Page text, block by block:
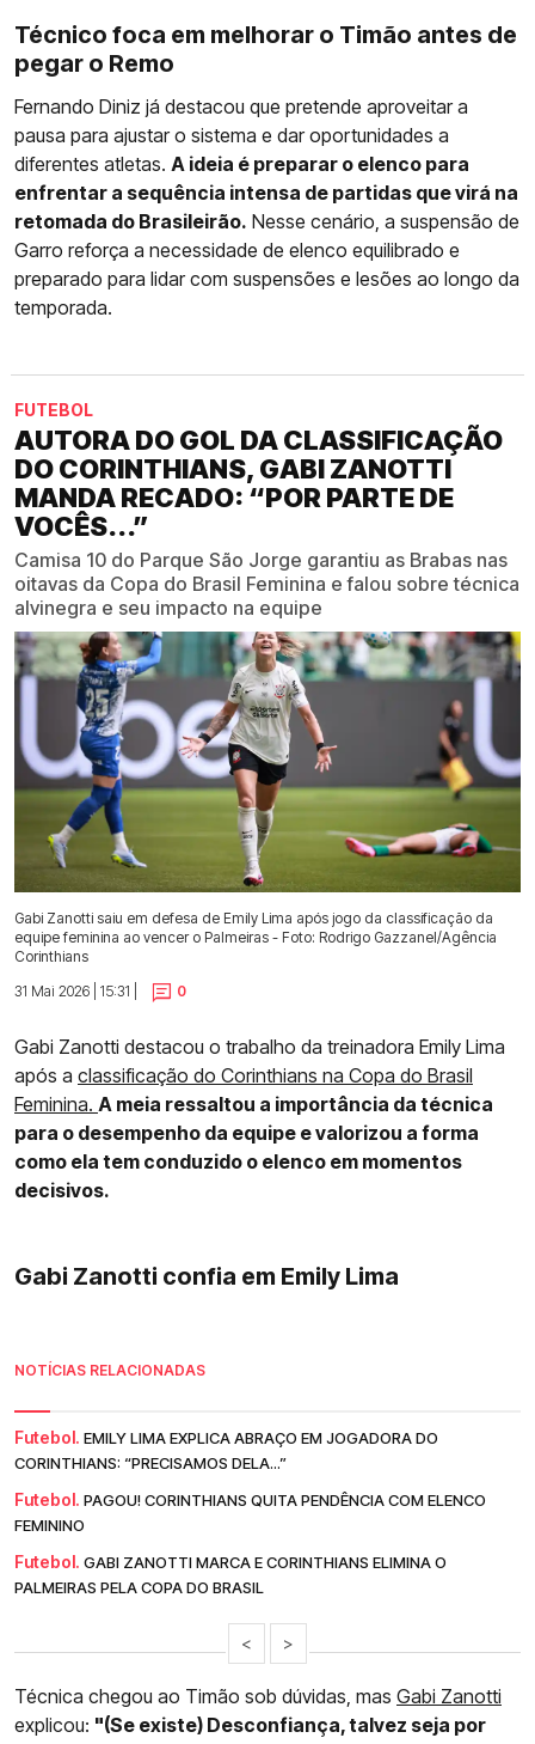
Técnico foca em melhorar o Timão antes de
pegar o Remo
Fernando Diniz já destacou que pretende aproveitar a
pausa para ajustar o sistema e dar oportunidades a
diferentes atletas. A ideia é preparar o elenco para
enfrentar a sequência intensa de partidas que virá na
retomada do Brasileirão. Nesse cenário, a suspensão de
Garro reforça a necessidade de elenco equilibrado e
preparado para lidar com suspensões e lesões ao longo da
temporada.
FUTEBOL
AUTORA DO GOL DA CLASSIFICAÇÃO
DO CORINTHIANS, GABI ZANOTTI
MANDA RECADO: “POR PARTE DE
VOCÊS...”
Camisa 10 do Parque São Jorge garantiu as Brabas nas
oitavas da Copa do Brasil Feminina e falou sobre técnica
alvinegra e seu impacto na equipe
Gabi Zanotti saiu em defesa de Emily Lima após jogo da classificação da
equipe feminina ao vencer o Palmeiras - Foto: Rodrigo Gazzanel/Agência
Corinthians
31 Mai 2026 | 15:31 |
0
Gabi Zanotti destacou o trabalho da treinadora Emily Lima
após a classificação do Corinthians na Copa do Brasil
Feminina. A meia ressaltou a importância da técnica
para o desempenho da equipe e valorizou a forma
como ela tem conduzido o elenco em momentos
decisivos.
Gabi Zanotti confia em Emily Lima
NOTÍCIAS RELACIONADAS
Futebol. EMILY LIMA EXPLICA ABRAÇO EM JOGADORA DO
CORINTHIANS: “PRECISAMOS DELA...”
Futebol. PAGOU! CORINTHIANS QUITA PENDÊNCIA COM ELENCO
FEMININO
Futebol. GABI ZANOTTI MARCA E CORINTHIANS ELIMINA O
PALMEIRAS PELA COPA DO BRASIL
< >
Técnica chegou ao Timão sob dúvidas, mas Gabi Zanotti
explicou: "(Se existe) Desconfiança, talvez seja por